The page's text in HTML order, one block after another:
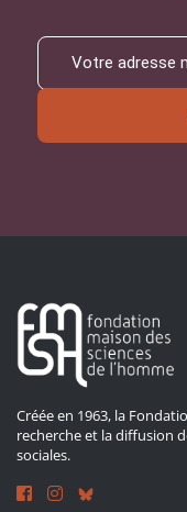
Créée en 1963, la
recherche et la diffusion
sociales.